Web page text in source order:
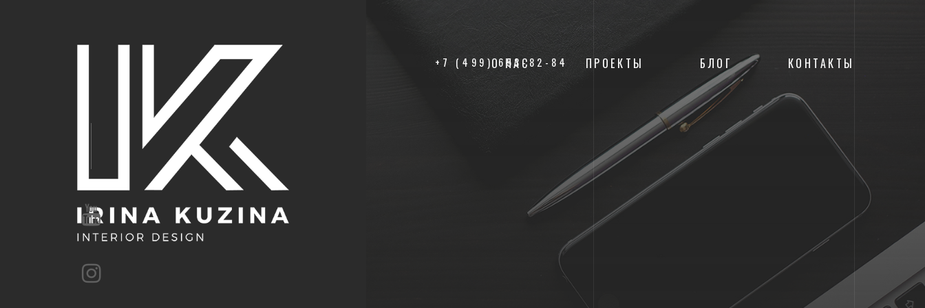
+7 (499) 653-82-84
О НАС ПРОЕКТЫ БЛОГ КОНТАКТЫ